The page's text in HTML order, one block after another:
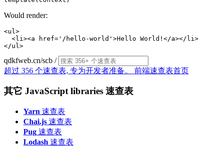
Would render:
<ul>
  <li><a href='/hello-world'>Hello World!</a></li>
qdkfweb.cn/scb /
超过 356 个速查表, 专为开发者准备。 前端速查表首页
其它 JavaScript libraries 速查表
Yarn 速查表
Chai.js 速查表
Pug 速查表
Lodash 速查表